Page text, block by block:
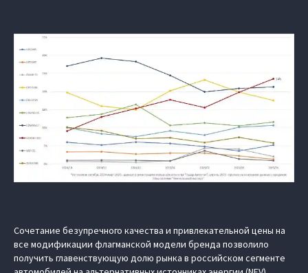
Сочетание безупречного качества и привлекательной цены на
все модификации флагманской модели бренда позволило
получить главенствующую долю рынка в российском сегменте